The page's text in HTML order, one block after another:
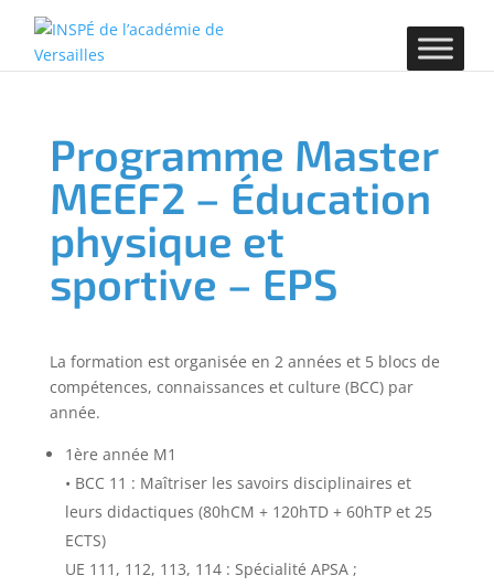
Programme Master
MEEF2 – Éducation
physique et
sportive – EPS
La formation est organisée en 2 années et 5 blocs de
compétences, connaissances et culture (BCC) par
année.
1ère année M1
• BCC 11 : Maîtriser les savoirs disciplinaires et
leurs didactiques (80hCM + 120hTD + 60hTP et 25
ECTS)
UE 111, 112, 113, 114 : Spécialité APSA ;